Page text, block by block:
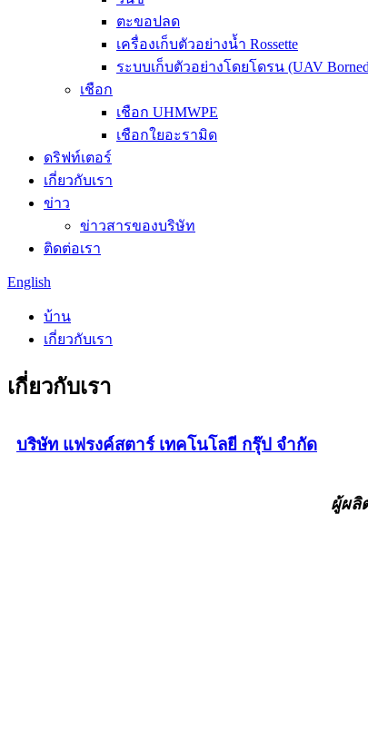
ตะขอปลด
เครื่องเก็บตัวอย่างน้ำ Rossette
ระบบเก็บตัวอย่างโดยโดรน (UAV Borned
เชือก
เชือก UHMWPE
เชือกใยอะรามิด
ดริฟท์เตอร์
เกี่ยวกับเรา
ข่าว
ข่าวสารของบริษัท
ติดต่อเรา
English
บ้าน
เกี่ยวกับเรา
เกี่ยวกับเรา
บริษัท แฟรงค์สตาร์ เทคโนโลยี กรุ๊ป จำกัด
ผู้ผลิ